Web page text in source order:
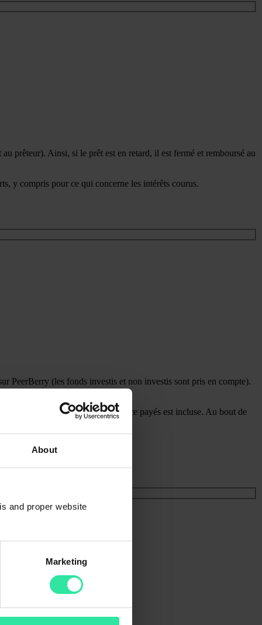
About
and proper website
Marketing
prêteur). Ainsi, si le prêt est en retard, il est fermé et remboursé au
y compris pour ce qui concerne les intérêts courus.
PeerBerry (les fonds investis et non investis sont pris en compte).
payés.
comptabilisés mais non encore payés est incluse. Au bout de
la formule de calcul ici.